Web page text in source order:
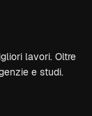
lavori. Oltre
e studi.